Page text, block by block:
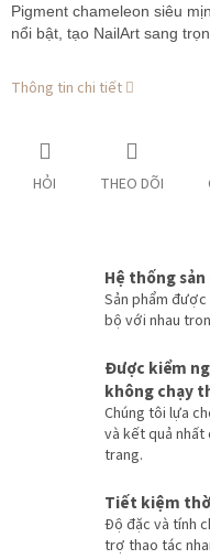
Pigment chameleon siêu
nổi bật, tạo NailArt sang
Thông tin chi tiết
HỎI THEO DÕI
Hệ thống
Sản phẩm
bộ với nhau
Được kiểm
không chạy
Chúng tôi lựa
và kết quả
trang.
Tiết kiệm
Độ đặc và tính
trợ thao tác